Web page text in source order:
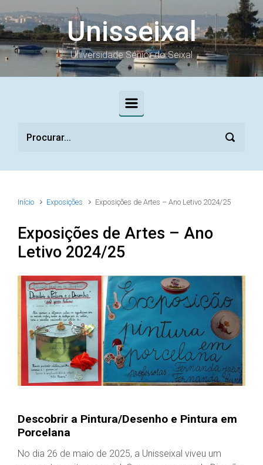
Skip to main content
Unisseixal
Universidade Sénior do Seixal
Início Exposições Exposições de Artes – Ano Letivo 2024/25
Exposições de Artes – Ano
Letivo 2024/25
Descobrir a Pintura/Desenho e Pintura em
Porcelana
No dia 26 de maio de 2025, a Unisseixal viveu um